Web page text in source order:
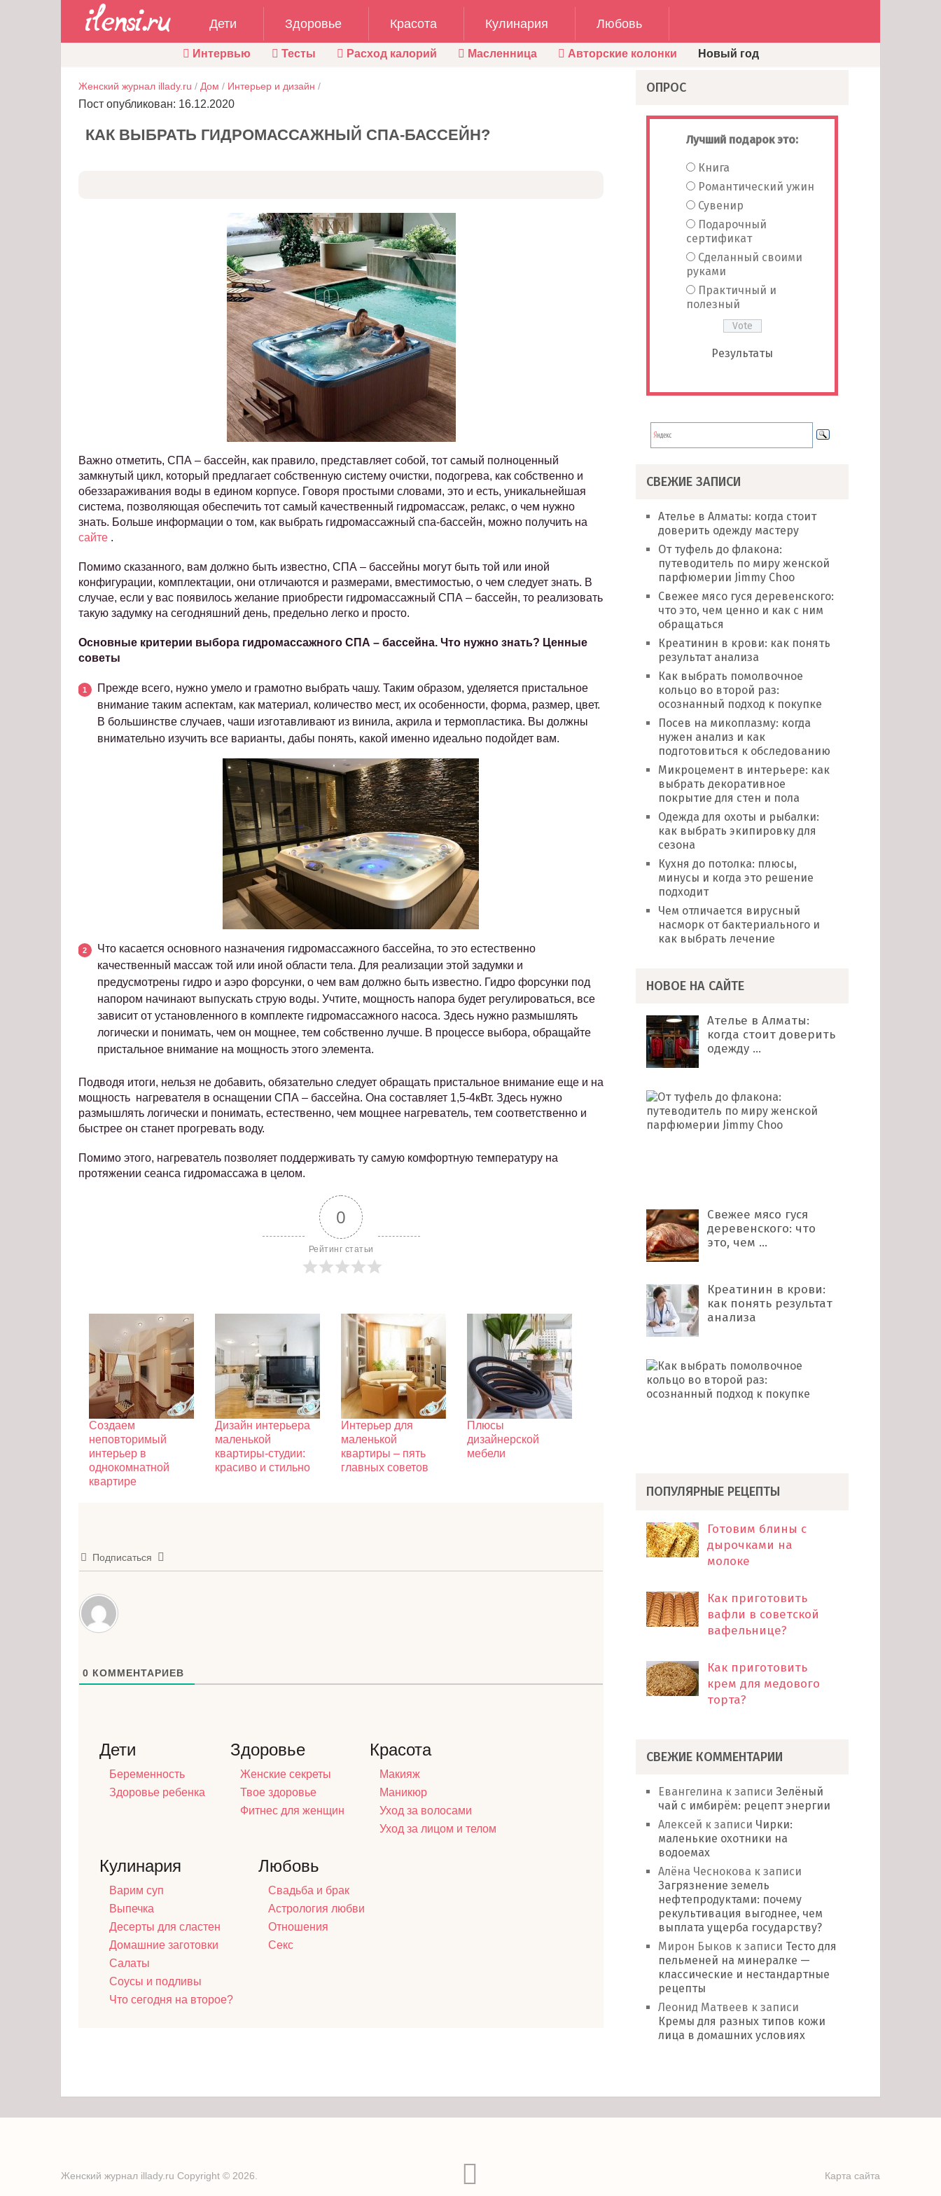
Дети Здоровье Красота Кулинария Любовь
Интервью Тесты Расход калорий Масленница Авторские колонки Новый год
Женский журнал illady.ru / Дом / Интерьер и дизайн /
Пост опубликован: 16.12.2020
КАК ВЫБРАТЬ ГИДРОМАССАЖНЫЙ СПА-БАССЕЙН?
Важно отметить, СПА – бассейн, как правило, представляет собой, тот самый полноценный
замкнутый цикл, который предлагает собственную систему очистки, подогрева, как собственно и
обеззараживания воды в едином корпусе. Говоря простыми словами, это и есть, уникальнейшая
система, позволяющая обеспечить тот самый качественный гидромассаж, релакс, о чем нужно
знать. Больше информации о том, как выбрать гидромассажный спа-бассейн, можно получить на
сайте .
Помимо сказанного, вам должно быть известно, СПА – бассейны могут быть той или иной
конфигурации, комплектации, они отличаются и размерами, вместимостью, о чем следует знать. В
случае, если у вас появилось желание приобрести гидромассажный СПА – бассейн, то реализовать
такую задумку на сегодняшний день, предельно легко и просто.
Основные критерии выбора гидромассажного СПА – бассейна. Что нужно знать? Ценные
советы
Прежде всего, нужно умело и грамотно выбрать чашу. Таким образом, уделяется пристальное
внимание таким аспектам, как материал, количество мест, их особенности, форма, размер, цвет.
В большинстве случаев, чаши изготавливают из винила, акрила и термопластика. Вы должны
внимательно изучить все варианты, дабы понять, какой именно идеально подойдет вам.
Что касается основного назначения гидромассажного бассейна, то это естественно
качественный массаж той или иной области тела. Для реализации этой задумки и
предусмотрены гидро и аэро форсунки, о чем вам должно быть известно. Гидро форсунки под
напором начинают выпускать струю воды. Учтите, мощность напора будет регулироваться, все
зависит от установленного в комплекте гидромассажного насоса. Здесь нужно размышлять
логически и понимать, чем он мощнее, тем собственно лучше. В процессе выбора, обращайте
пристальное внимание на мощность этого элемента.
Подводя итоги, нельзя не добавить, обязательно следует обращать пристальное внимание еще и на
мощность нагревателя в оснащении СПА – бассейна. Она составляет 1,5-4кВт. Здесь нужно
размышлять логически и понимать, естественно, чем мощнее нагреватель, тем соответственно и
быстрее он станет прогревать воду.
Помимо этого, нагреватель позволяет поддерживать ту самую комфортную температуру на
протяжении сеанса гидромассажа в целом.
0
Рейтинг статьи
Создаем
неповторимый
интерьер в
однокомнатной
квартире
Дизайн интерьера
маленькой
квартиры-студии:
красиво и стильно
Интерьер для
маленькой
квартиры – пять
главных советов
Плюсы
дизайнерской
мебели
Подписаться
0 КОММЕНТАРИЕВ
Дети
Беременность
Здоровье ребенка
Здоровье
Женские секреты
Твое здоровье
Фитнес для женщин
Красота
Макияж
Маникюр
Уход за волосами
Уход за лицом и телом
Кулинария
Варим суп
Выпечка
Десерты для сластен
Домашние заготовки
Салаты
Соусы и подливы
Что сегодня на второе?
Любовь
Свадьба и брак
Астрология любви
Отношения
Секс
ОПРОС
Лучший подарок это:
Книга
Романтический ужин
Сувенир
Подарочный
сертификат
Сделанный своими
руками
Практичный и
полезный
Результаты
СВЕЖИЕ ЗАПИСИ
Ателье в Алматы: когда стоит
доверить одежду мастеру
От туфель до флакона:
путеводитель по миру женской
парфюмерии Jimmy Choo
Свежее мясо гуся деревенского:
что это, чем ценно и как с ним
обращаться
Креатинин в крови: как понять
результат анализа
Как выбрать помолвочное
кольцо во второй раз:
осознанный подход к покупке
Посев на микоплазму: когда
нужен анализ и как
подготовиться к обследованию
Микроцемент в интерьере: как
выбрать декоративное
покрытие для стен и пола
Одежда для охоты и рыбалки:
как выбрать экипировку для
сезона
Кухня до потолка: плюсы,
минусы и когда это решение
подходит
Чем отличается вирусный
насморк от бактериального и
как выбрать лечение
НОВОЕ НА САЙТЕ
Ателье в Алматы:
когда стоит доверить
одежду …
Свежее мясо гуся
деревенского: что
это, чем …
Креатинин в крови:
как понять результат
анализа
ПОПУЛЯРНЫЕ РЕЦЕПТЫ
Готовим блины с
дырочками на
молоке
Как приготовить
вафли в советской
вафельнице?
Как приготовить
крем для медового
торта?
СВЕЖИЕ КОММЕНТАРИИ
Евангелина к записиЗелёный
чай с имбирём: рецепт энергии
Алексей к записи Чирки:
маленькие охотники на
водоемах
Алёна Чеснокова к записи
Загрязнение земель
нефтепродуктами: почему
рекультивация выгоднее, чем
выплата ущерба государству?
Мирон Быков к записи Тесто для
пельменей на минералке —
классические и нестандартные
рецепты
Леонид Матвеев к записи
Кремы для разных типов кожи
лица в домашних условиях
Женский журнал illady.ru Copyright © 2026. Карта сайта